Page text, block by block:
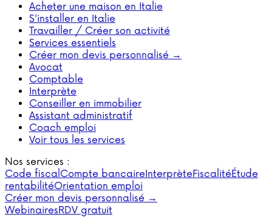
Acheter une maison en Italie
S'installer en Italie
Travailler / Créer son activité
Services essentiels
Créer mon devis personnalisé →
Avocat
Comptable
Interprète
Conseiller en immobilier
Assistant administratif
Coach emploi
Voir tous les services
Nos services :
Code fiscalCompte bancaireInterprèteFiscalitéÉtude
rentabilitéOrientation emploi
Créer mon devis personnalisé →
WebinairesRDV gratuit